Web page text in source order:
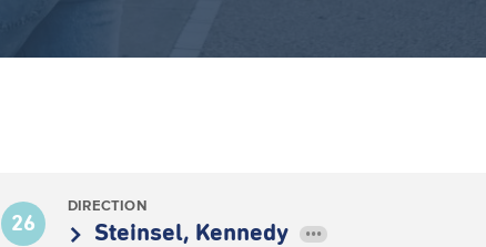
26
DIRECTION
Steinsel, Kennedy •••